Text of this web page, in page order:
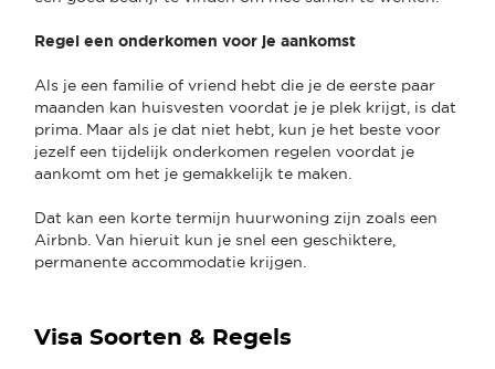
Regel een onderkomen voor je aankomst
Als je een familie of vriend hebt die je de eerste paar
maanden kan huisvesten voordat je je plek krijgt, is dat
prima. Maar als je dat niet hebt, kun je het beste voor
jezelf een tijdelijk onderkomen regelen voordat je
aankomt om het je gemakkelijk te maken.
Dat kan een korte termijn huurwoning zijn zoals een
Airbnb. Van hieruit kun je snel een geschiktere,
permanente accommodatie krijgen.
Visa Soorten & Regels